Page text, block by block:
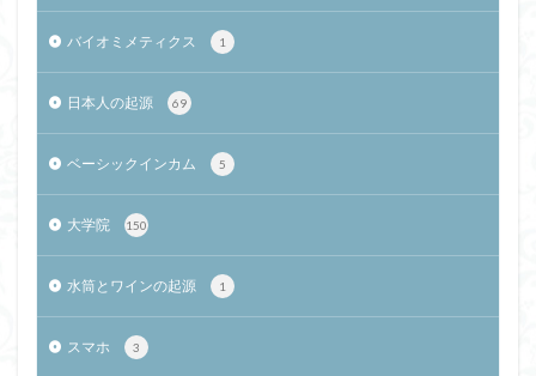
バイオミメティクス 1
日本人の起源 69
ベーシックインカム 5
大学院 150
水筒とワインの起源 1
スマホ 3